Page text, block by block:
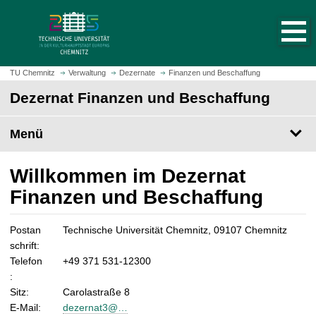
z
m
t
e
i
t
u
f
f
e
TU Chemnitz Verwaltung Dezernate Finanzen und Beschaffung
Dezernat Finanzen und Beschaffung
Menü
Willkommen im Dezernat
Finanzen und Beschaffung
Postan
schrift:
Technische Universität Chemnitz, 09107 Chemnitz
Telefon
:
+49 371 531-12300
Sitz:
Carolastraße 8
E-Mail:
dezernat3@…